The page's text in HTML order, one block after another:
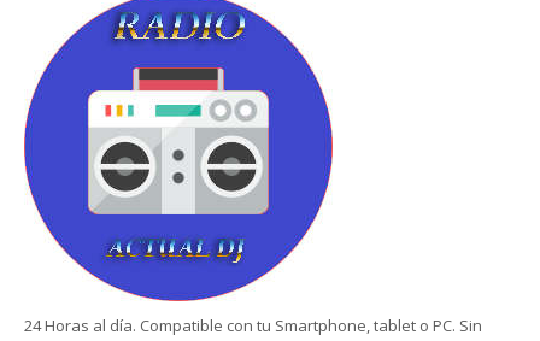
24 Horas al día. Compatible con tu Smartphone, tablet o PC. Sin